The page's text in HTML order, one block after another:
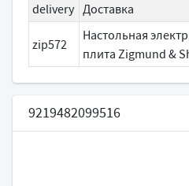
delivery Доставка
zip572
Настольная
плита Zigmund &
9219482099516